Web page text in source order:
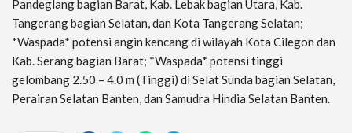
Pandeglang bagian Barat, Kab. Lebak bagian Utara, Kab.
Tangerang bagian Selatan, dan Kota Tangerang Selatan;
*Waspada* potensi angin kencang di wilayah Kota Cilegon dan
Kab. Serang bagian Barat; *Waspada* potensi tinggi
gelombang 2.50 – 4.0 m (Tinggi) di Selat Sunda bagian Selatan,
Perairan Selatan Banten, dan Samudra Hindia Selatan Banten.